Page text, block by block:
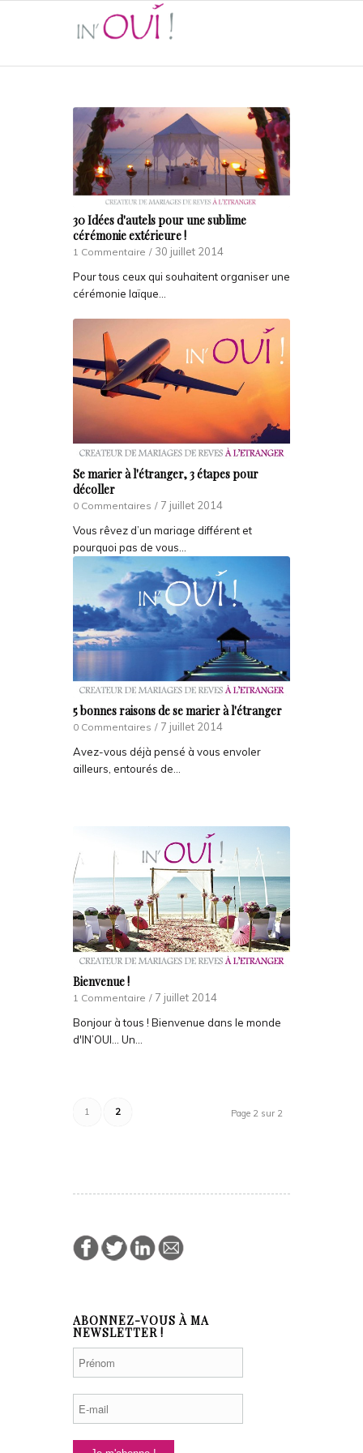
30 Idées d'autels pour une sublime
cérémonie extérieure !
1 Commentaire / 30 juillet 2014
Pour tous ceux qui souhaitent organiser une
cérémonie laïque…
Se marier à l'étranger, 3 étapes pour
décoller
0 Commentaires / 7 juillet 2014
Vous rêvez d’un mariage différent et
pourquoi pas de vous…
5 bonnes raisons de se marier à l'étranger
0 Commentaires / 7 juillet 2014
Avez-vous déjà pensé à vous envoler
ailleurs, entourés de…
Bienvenue !
1 Commentaire / 7 juillet 2014
Bonjour à tous ! Bienvenue dans le monde
d'IN’OUI… Un…
Page 2 sur 2
1 2
ABONNEZ-VOUS À MA
NEWSLETTER !